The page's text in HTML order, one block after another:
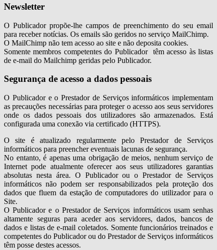
Newsletter
O Publicador propõe-lhe campos de preenchimento do seu email
para receber notícias. Os emails são geridos no serviço MailChimp.
O MailChimp não tem acesso ao site e não deposita cookies.
Somente membros competentes do Publicador têm acesso às listas
de e-mail do Mailchimp geridas pelo Publicador.
Segurança de acesso a dados pessoais
O Publicador e o Prestador de Serviços informáticos implementam
as precauções necessárias para proteger o acesso aos seus servidores
onde os dados pessoais dos utilizadores são armazenados. Está
configurada uma conexão via certificado (HTTPS).
O site é atualizado regularmente pelo Prestador de Serviços
informáticos para preencher eventuais lacunas de segurança.
No entanto, é apenas uma obrigação de meios, nenhum serviço de
Internet pode atualmente oferecer aos seus utilizadores garantias
absolutas nesta área. O Publicador ou o Prestador de Serviços
informáticos não podem ser responsabilizados pela proteção dos
dados que fluem da estação de computadores do utilizador para o
Site.
O Publicador e o Prestador de Serviços informáticos usam senhas
altamente seguras para aceder aos servidores, dados, bancos de
dados e listas de e-mail coletados. Somente funcionários treinados e
competentes do Publicador ou do Prestador de Serviços informáticos
têm posse destes acessos.